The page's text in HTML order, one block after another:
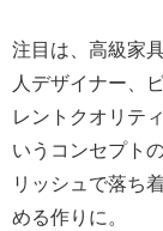
注目は、高級家
人デザイナー、
レントクオリテ
いうコンセプト
リッシュで落ち
める作りに。